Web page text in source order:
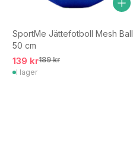
SportMe Jättefotboll Mesh Ball
50 cm
139 kr189 kr
I lager